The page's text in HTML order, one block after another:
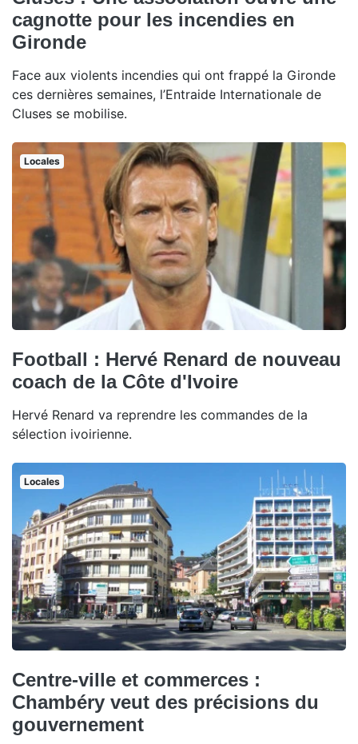
cagnotte pour les incendies en
Gironde
Face aux violents incendies qui ont frappé la Gironde
ces dernières semaines, l’Entraide Internationale de
Cluses se mobilise.
Locales
Football : Hervé Renard de nouveau
coach de la Côte d'Ivoire
Hervé Renard va reprendre les commandes de la
sélection ivoirienne.
Locales
Centre-ville et commerces :
Chambéry veut des précisions du
gouvernement